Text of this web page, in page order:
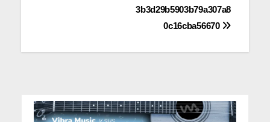
Navegación3b3d29b5903b79a307a8
0c16cba56670